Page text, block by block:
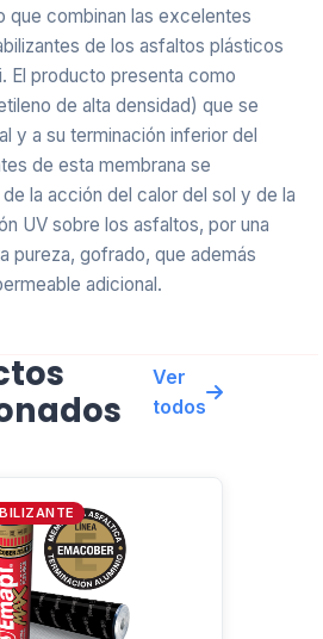
que combinan las excelentes
de los asfaltos plásticos
El producto presenta como
de alta densidad) que se
y a su terminación inferior del
de esta membrana se
la acción del calor del sol y de la
UV sobre los asfaltos, por una
pureza, gofrado, que además
adicional.
impermeabilización, tanto
cortantes y sin restos de
suelta, hidrocarburos, u otros
la perfecta adherencia de la
de la misma.
Ver
todos